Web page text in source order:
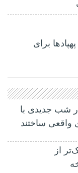
برای
شب جدیدی با
ساختند
از